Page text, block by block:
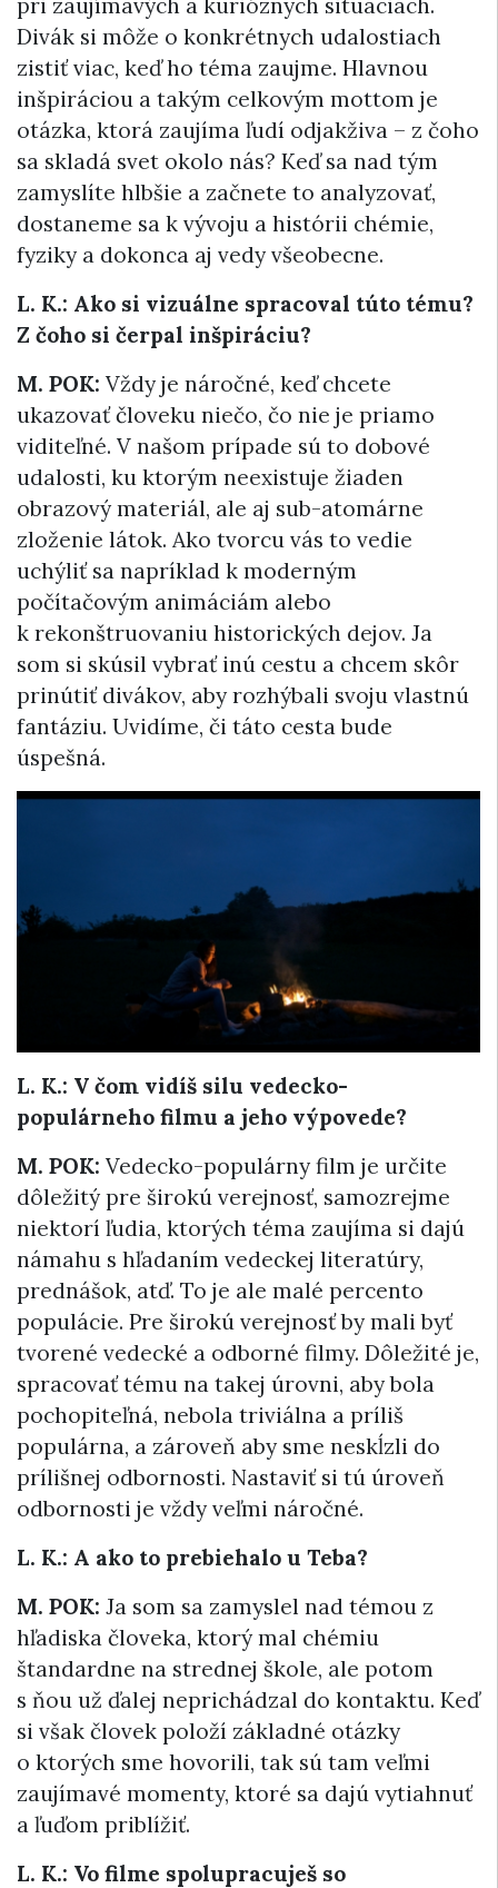
pri zaujímavých a kurióznych situáciách.
Divák si môže o konkrétnych udalostiach
zistiť viac, keď ho téma zaujme. Hlavnou
inšpiráciou a takým celkovým mottom je
otázka, ktorá zaujíma ľudí odjakživa – z čoho
sa skladá svet okolo nás? Keď sa nad tým
zamyslíte hlbšie a začnete to analyzovať,
dostaneme sa k vývoju a histórii chémie,
fyziky a dokonca aj vedy všeobecne.
L. K.: Ako si vizuálne spracoval túto tému?
Z čoho si čerpal inšpiráciu?
M. POK: Vždy je náročné, keď chcete
ukazovať človeku niečo, čo nie je priamo
viditeľné. V našom prípade sú to dobové
udalosti, ku ktorým neexistuje žiaden
obrazový materiál, ale aj sub-atomárne
zloženie látok. Ako tvorcu vás to vedie
uchýliť sa napríklad k moderným
počítačovým animáciám alebo
k rekonštruovaniu historických dejov. Ja
som si skúsil vybrať inú cestu a chcem skôr
prinútiť divákov, aby rozhýbali svoju vlastnú
fantáziu. Uvidíme, či táto cesta bude
úspešná.
L. K.: V čom vidíš silu vedecko-
populárneho filmu a jeho výpovede?
M. POK: Vedecko-populárny film je určite
dôležitý pre širokú verejnosť, samozrejme
niektorí ľudia, ktorých téma zaujíma si dajú
námahu s hľadaním vedeckej literatúry,
prednášok, atď. To je ale malé percento
populácie. Pre širokú verejnosť by mali byť
tvorené vedecké a odborné filmy. Dôležité je,
spracovať tému na takej úrovni, aby bola
pochopiteľná, nebola triviálna a príliš
populárna, a zároveň aby sme neskĺzli do
prílišnej odbornosti. Nastaviť si tú úroveň
odbornosti je vždy veľmi náročné.
L. K.: A ako to prebiehalo u Teba?
M. POK: Ja som sa zamyslel nad témou z
hľadiska človeka, ktorý mal chémiu
štandardne na strednej škole, ale potom
s ňou už ďalej neprichádzal do kontaktu. Keď
si však človek položí základné otázky
o ktorých sme hovorili, tak sú tam veľmi
zaujímavé momenty, ktoré sa dajú vytiahnuť
a ľuďom priblížiť.
L. K.: Vo filme spolupracuješ so